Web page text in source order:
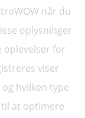
når du
oplysninger
oplevelser for
viser
hvilken type
at optimere